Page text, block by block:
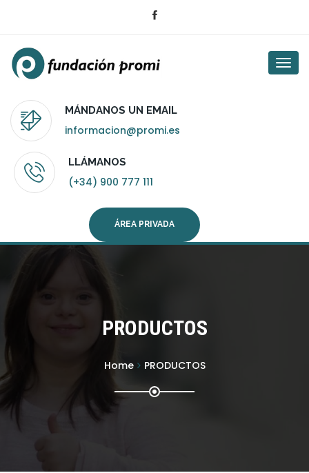
MÁNDANOS UN EMAIL
informacion@promi.es
LLÁMANOS
(+34) 900 777 111
ÁREA PRIVADA
PRODUCTOS
Home PRODUCTOS